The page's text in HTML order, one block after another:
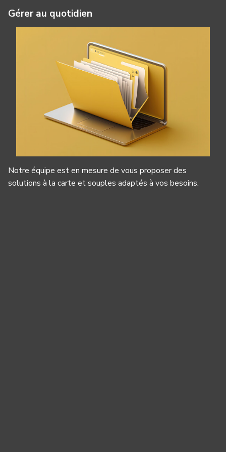
Gérer au quotidien
Notre équipe est en mesure de vous proposer des
solutions à la carte et souples adaptés à vos besoins.